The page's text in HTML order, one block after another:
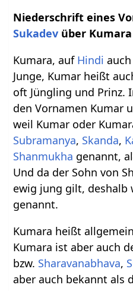
Niederschrift eines
Sukadev über Kumara
Kumara, auf Hindi auch
Junge, Kumar heißt
oft Jüngling und Prinz.
den Vornamen Kumar
weil Kumar oder
Subramanya, Skanda,
Shanmukha genannt,
Und da der Sohn von
ewig jung gilt, deshalb
genannt.
Kumara heißt
Kumara ist aber auch
bzw. Sharavanabhava,
aber auch bekannt als